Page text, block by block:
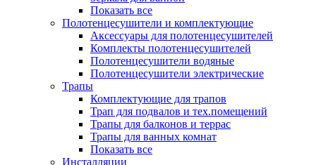
Показать все
Полотенцесушители и комплектующие
Аксессуары для полотенцесушителей
Комплекты полотенцесушителей
Полотенцесушители водяные
Полотенцесушители электрические
Трапы
Комплектующие для трапов
Трап для подвалов и тех.помещений
Трапы для балконов и террас
Трапы для ванных комнат
Показать все
Инсталляции